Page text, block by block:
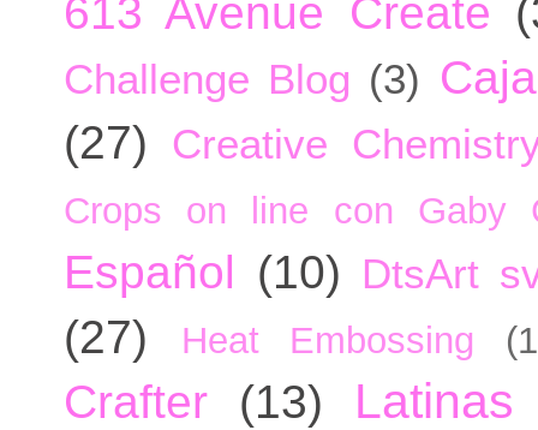
613 Avenue Create
Challenge Blog (3)
(27) Creative
Crops on line con Gaby
Español (10) DtsArt
(27) Heat Embossing
Crafter (13)